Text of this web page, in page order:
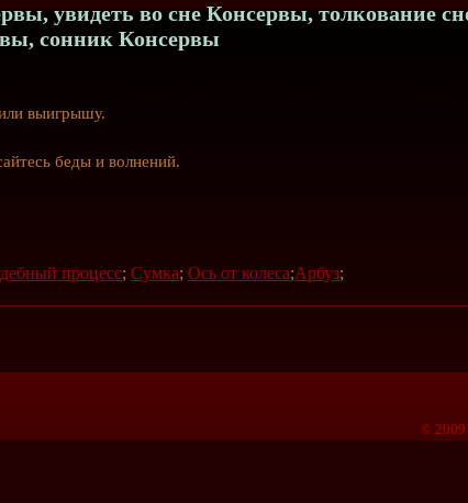
увидеть во сне Консервы, толкование
сонник Консервы
выигрышу.
беды и волнений.
процесс; Сумка; Ось от колеса;Арбуз;
© 2009